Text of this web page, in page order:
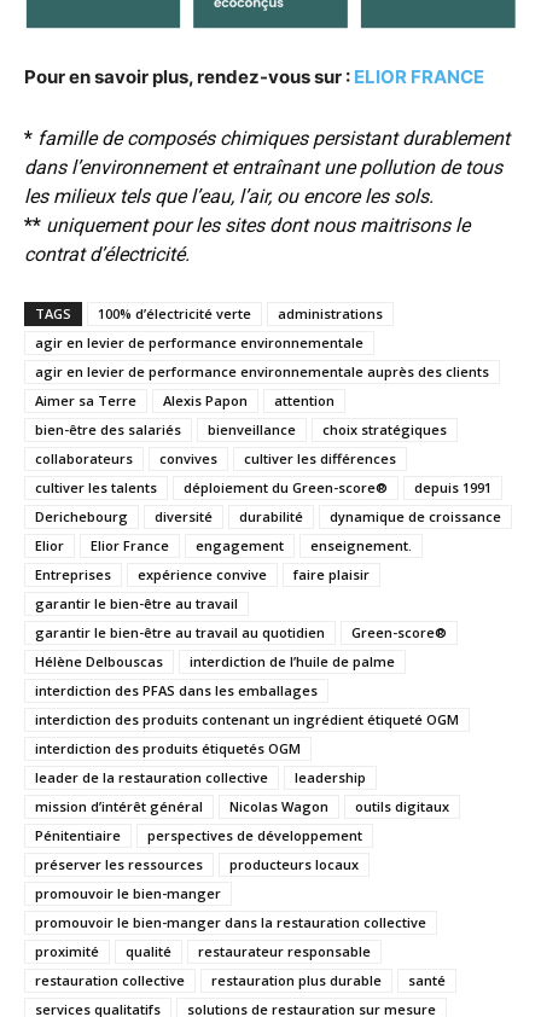
Pour en savoir plus, rendez-vous sur : ELIOR FRANCE
* famille de composés chimiques persistant durablement
dans l’environnement et entraînant une pollution de tous
les milieux tels que l’eau, l’air, ou encore les sols.
** uniquement pour les sites dont nous maitrisons le
contrat d’électricité.
TAGS 100% d’électricité verte
administrations
agir en levier de performance environnementale
agir en levier de performance environnementale auprès des clients
Aimer sa Terre
Alexis Papon
attention
bien-être des salariés
bienveillance
choix stratégiques
collaborateurs
convives
cultiver les différences
cultiver les talents
déploiement du Green-score®
depuis 1991
Derichebourg
diversité durabilité
dynamique de croissance
Elior
Elior France engagement
enseignement.
Entreprises
expérience convive
faire plaisir
garantir le bien-être au travail
garantir le bien-être au travail au quotidien
Green-score®
Hélène Delbouscas
interdiction de l’huile de palme
interdiction des PFAS dans les emballages
interdiction des produits contenant un ingrédient étiqueté OGM
interdiction des produits étiquetés OGM
leader de la restauration collective
leadership
mission d’intérêt général
Nicolas Wagon
outils digitaux
Pénitentiaire
perspectives de développement
préserver les ressources
producteurs locaux
promouvoir le bien-manger
promouvoir le bien-manger dans la restauration collective
proximité
qualité
restaurateur responsable
restauration collective
restauration plus durable
santé
services qualitatifs
solutions de restauration sur mesure